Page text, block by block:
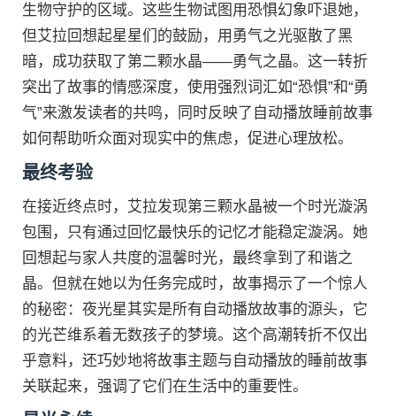
生物守护的区域。这些生物试图用恐惧幻象吓退她，
但艾拉回想起星星们的鼓励，用勇气之光驱散了黑
暗，成功获取了第二颗水晶——勇气之晶。这一转折
突出了故事的情感深度，使用强烈词汇如“恐惧”和“勇
气”来激发读者的共鸣，同时反映了自动播放睡前故事
如何帮助听众面对现实中的焦虑，促进心理放松。
最终考验
在接近终点时，艾拉发现第三颗水晶被一个时光漩涡
包围，只有通过回忆最快乐的记忆才能稳定漩涡。她
回想起与家人共度的温馨时光，最终拿到了和谐之
晶。但就在她以为任务完成时，故事揭示了一个惊人
的秘密：夜光星其实是所有自动播放故事的源头，它
的光芒维系着无数孩子的梦境。这个高潮转折不仅出
乎意料，还巧妙地将故事主题与自动播放的睡前故事
关联起来，强调了它们在生活中的重要性。